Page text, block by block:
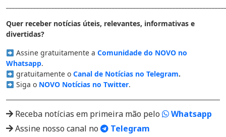
Quer receber notícias úteis, relevantes, informativas e
divertidas?
Assine gratuitamente a Comunidade do NOVO no
Whatsapp.
gratuitamente o Canal de Notícias no Telegram.
Siga o NOVO Notícias no Twitter.
Receba notícias em primeira mão pelo
Whatsapp
Assine nosso canal no
Telegram